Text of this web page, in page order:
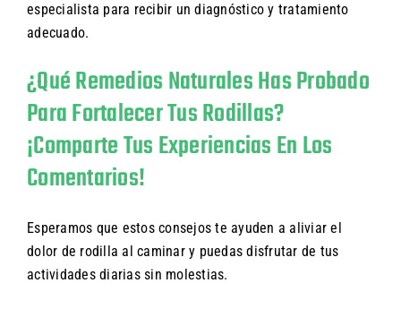
especialista para recibir un diagnóstico y tratamiento
adecuado.
¿Qué Remedios Naturales Has Probado
Para Fortalecer Tus Rodillas?
¡Comparte Tus Experiencias En Los
Comentarios!
Esperamos que estos consejos te ayuden a aliviar el
dolor de rodilla al caminar y puedas disfrutar de tus
actividades diarias sin molestias.